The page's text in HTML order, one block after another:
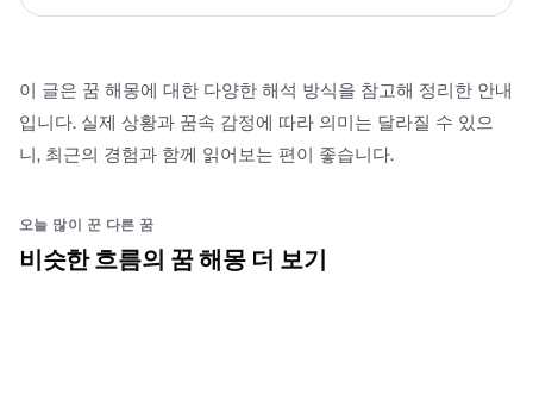
이 글은 꿈 해몽에 대한 다양한 해석 방식을 참고해 정리한 안내
입니다. 실제 상황과 꿈속 감정에 따라 의미는 달라질 수 있으
니, 최근의 경험과 함께 읽어보는 편이 좋습니다.
오늘 많이 꾼 다른 꿈
비슷한 흐름의 꿈 해몽 더 보기